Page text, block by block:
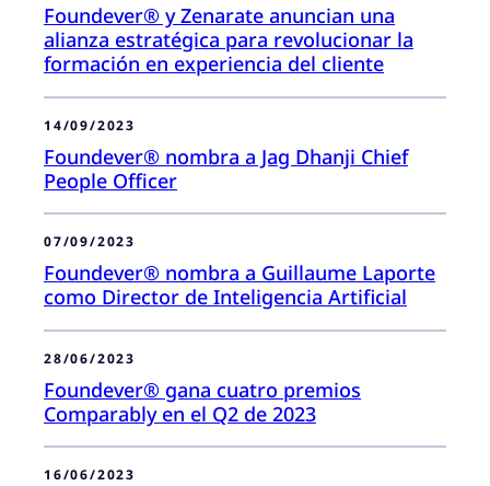
Foundever® y Zenarate anuncian una
alianza estratégica para revolucionar la
formación en experiencia del cliente
14/09/2023
Foundever® nombra a Jag Dhanji Chief
People Officer
07/09/2023
Foundever® nombra a Guillaume Laporte
como Director de Inteligencia Artificial
28/06/2023
Foundever® gana cuatro premios
Comparably en el Q2 de 2023
16/06/2023